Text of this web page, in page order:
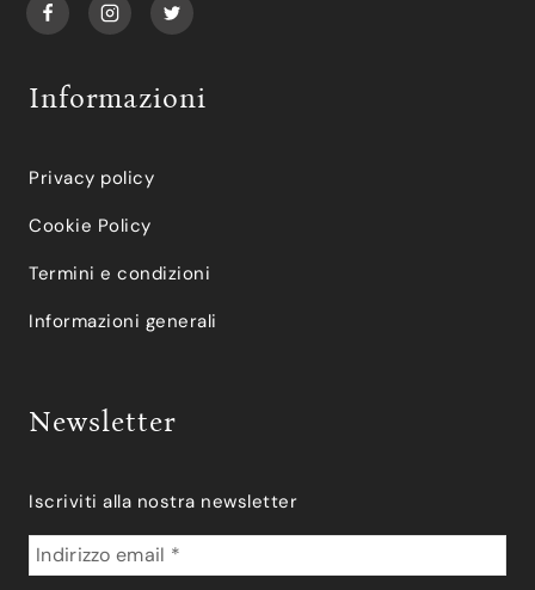
Informazioni
Privacy policy
Cookie Policy
Termini e condizioni
Informazioni generali
Newsletter
Iscriviti alla nostra newsletter